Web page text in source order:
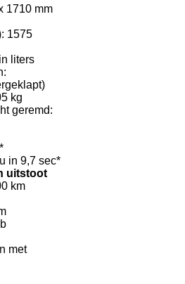
1710 mm
1575
liters
kg
geremd:
in 9,7 sec*
uitstoot
km
met